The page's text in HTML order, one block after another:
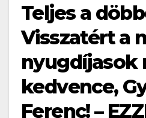
Teljes a
Visszatért a
nyugdíjasok
kedvence,
Ferenc! –